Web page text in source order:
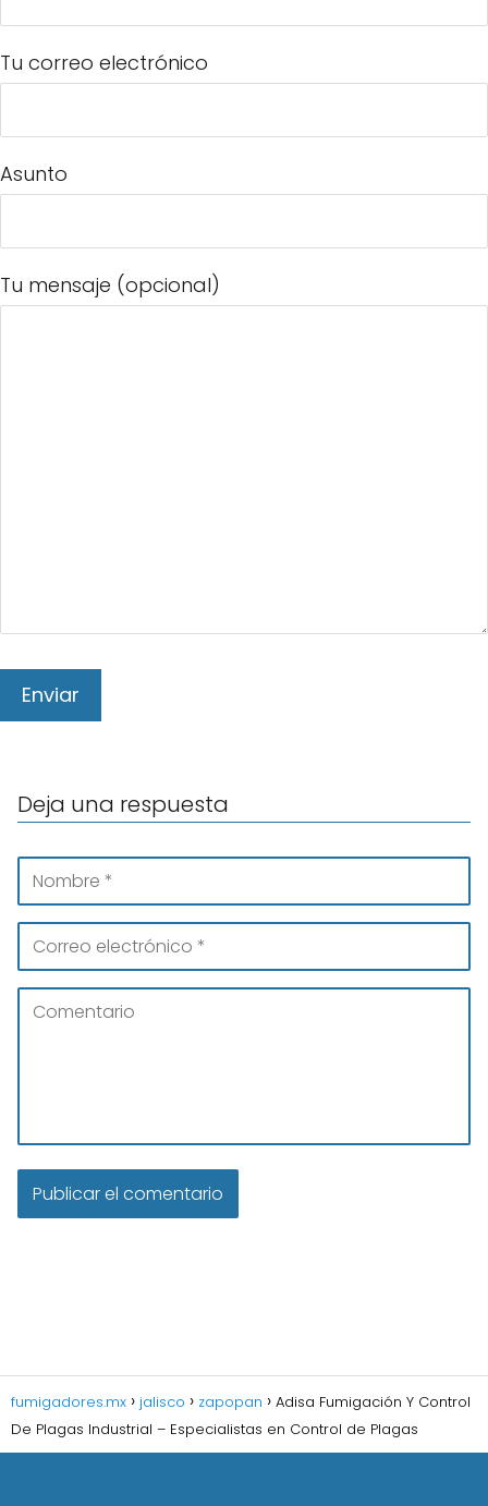
Tu correo electrónico
Asunto
Tu mensaje (opcional)
Deja una respuesta
fumigadores.mx jalisco zapopan
Adisa Fumigación Y Control
De Plagas Industrial – Especialistas en Control de Plagas